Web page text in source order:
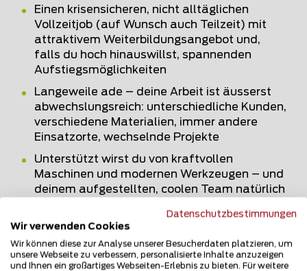
Einen krisensicheren, nicht alltäglichen
Vollzeitjob (auf Wunsch auch Teilzeit) mit
attraktivem Weiterbildungsangebot und,
falls du hoch hinauswillst, spannenden
Aufstiegsmöglichkeiten
Langeweile ade – deine Arbeit ist äusserst
abwechslungsreich: unterschiedliche Kunden,
verschiedene Materialien, immer andere
Einsatzorte, wechselnde Projekte
Unterstützt wirst du von kraftvollen
Maschinen und modernen Werkzeugen – und
deinem aufgestellten, coolen Team natürlich
Du spürst, das passt mit uns? Dann freuen wir
uns auf deine Bewerbung – auch telefonisch.
Datenschutzbestimmungen
Wir verwenden Cookies
Wir können diese zur Analyse unserer Besucherdaten platzieren, um
unsere Webseite zu verbessern, personalisierte Inhalte anzuzeigen
und Ihnen ein großartiges Webseiten-Erlebnis zu bieten. Für weitere